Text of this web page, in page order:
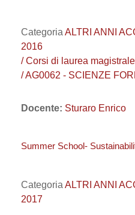
Categoria ALTRI ANNI
2016
/ Corsi di laurea magistrale
/ AG0062 - SCIENZE
Docente: Sturaro Enrico
Summer School-
Categoria ALTRI ANNI
2017